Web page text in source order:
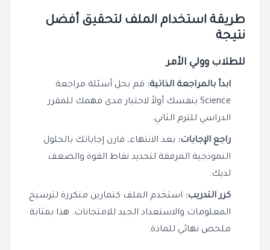
طريقة استخدام الملف لتحقيق أفضل
نتيجة
للطلاب وولي الأمر
ابدأ بالمراجعة الذاتية: قم بحل أسئلة مراجعة
Science بنفسك أولاً لاختبار مدى فهمك للمقرر
الدراسي للترم الثاني.
راجع الإجابات: بعد الانتهاء، قارن إجاباتك بالحلول
النموذجية المرفقة لتحديد نقاط القوة والضعف
لديك.
كرر التدريب: استخدم الملف كتمارين متكررة لترسيخ
المعلومات والاستعداد الجيد للامتحانات. هذا بمثابة
ملخص نهائي للمادة.